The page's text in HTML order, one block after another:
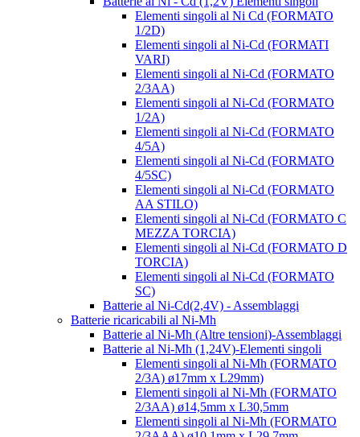
Elementi singoli al Ni Cd (FORMATO
1/2D)
Elementi singoli al Ni-Cd (FORMATI
VARI)
Elementi singoli al Ni-Cd (FORMATO
2/3AA)
Elementi singoli al Ni-Cd (FORMATO
1/2A)
Elementi singoli al Ni-Cd (FORMATO
4/5A)
Elementi singoli al Ni-Cd (FORMATO
4/5SC)
Elementi singoli al Ni-Cd (FORMATO
AA STILO)
Elementi singoli al Ni-Cd (FORMATO C
MEZZA TORCIA)
Elementi singoli al Ni-Cd (FORMATO D
TORCIA)
Elementi singoli al Ni-Cd (FORMATO
SC)
Batterie al Ni-Cd(2,4V) - Assemblaggi
Batterie ricaricabili al Ni-Mh
Batterie al Ni-Mh (Altre tensioni)-Assemblaggi
Batterie al Ni-Mh (1,24V)-Elementi singoli
Elementi singoli al Ni-Mh (FORMATO
2/3A) ø17mm x L29mm)
Elementi singoli al Ni-Mh (FORMATO
2/3AA) ø14,5mm x L30,5mm
Elementi singoli al Ni-Mh (FORMATO